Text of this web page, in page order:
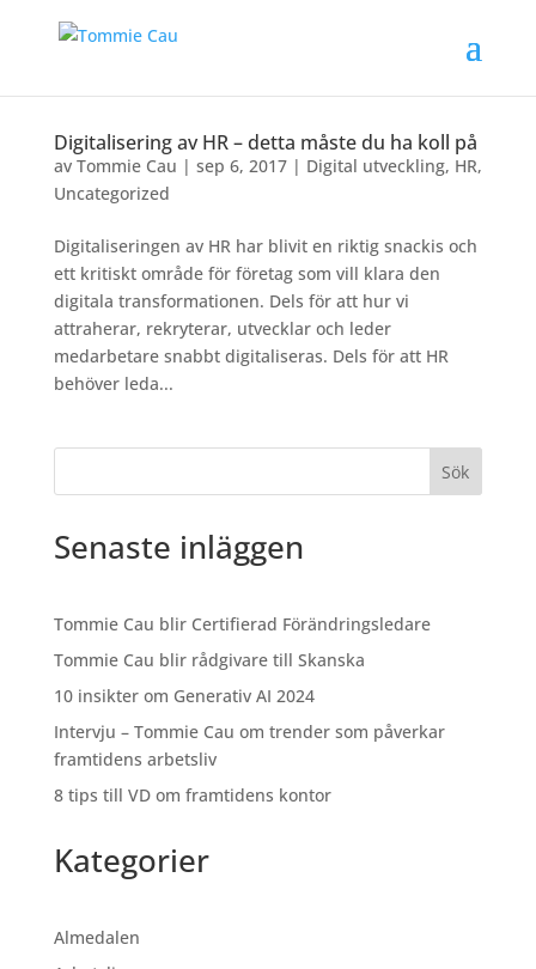
Digitalisering av HR – detta måste du ha koll på
av Tommie Cau | sep 6, 2017| Digital utveckling, HR,
Uncategorized
Digitaliseringen av HR har blivit en riktig snackis och
ett kritiskt område för företag som vill klara den
digitala transformationen. Dels för att hur vi
attraherar, rekryterar, utvecklar och leder
medarbetare snabbt digitaliseras. Dels för att HR
behöver leda...
Sök
Senaste inläggen
Tommie Cau blir Certifierad Förändringsledare
Tommie Cau blir rådgivare till Skanska
10 insikter om Generativ AI 2024
Intervju – Tommie Cau om trender som påverkar
framtidens arbetsliv
8 tips till VD om framtidens kontor
Kategorier
Almedalen